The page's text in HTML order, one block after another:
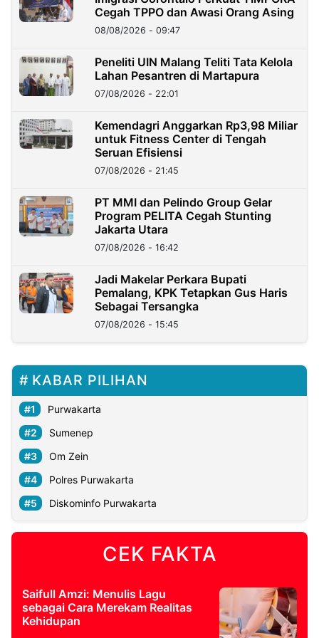
Cegah TPPO dan Awasi Orang Asing
08/08/2026 - 09:47
Peneliti UIN Malang Teliti Tata Kelola
Lahan Pesantren di Martapura
07/08/2026 - 22:01
Kemendagri Anggarkan Rp3,98 Miliar
untuk Fitness Center di Tengah
Seruan Efisiensi
07/08/2026 - 21:45
PT MMI dan Pelindo Group Gelar
Program PELITA Cegah Stunting
Jakarta Utara
07/08/2026 - 16:42
Jadi Makelar Perkara Bupati
Pemalang, KPK Tetapkan Gus Haris
Sebagai Tersangka
07/08/2026 - 15:45
KABAR PILIHAN
Purwakarta
Sumenep
Om Zein
Polres Purwakarta
Diskominfo Purwakarta
CEK FAKTA
Saifull Amzi: Menulis Lagu
sebagai Cara Merekam Realitas
Kehidupan